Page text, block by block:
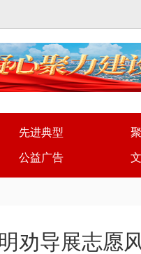
先进典型
公益广告
劝导展志愿